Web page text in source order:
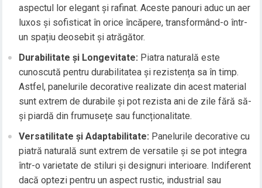
aspectul lor elegant și rafinat. Aceste panouri aduc un aer
luxos și sofisticat în orice încăpere, transformând-o într-
un spațiu deosebit și atrăgător.
Durabilitate și Longevitate: Piatra naturală este
cunoscută pentru durabilitatea și rezistența sa în timp.
Astfel, panelurile decorative realizate din acest material
sunt extrem de durabile și pot rezista ani de zile fără să-
și piardă din frumusețe sau funcționalitate.
Versatilitate și Adaptabilitate: Panelurile decorative cu
piatră naturală sunt extrem de versatile și se pot integra
într-o varietate de stiluri și designuri interioare. Indiferent
dacă optezi pentru un aspect rustic, industrial sau